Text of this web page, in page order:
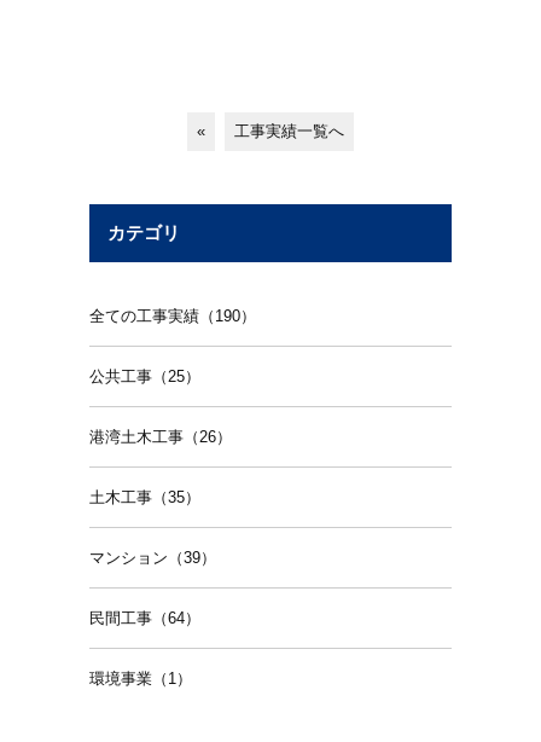
« 工事実績一覧へ
カテゴリ
全ての工事実績（190）
公共工事（25）
港湾土木工事（26）
土木工事（35）
マンション（39）
民間工事（64）
環境事業（1）